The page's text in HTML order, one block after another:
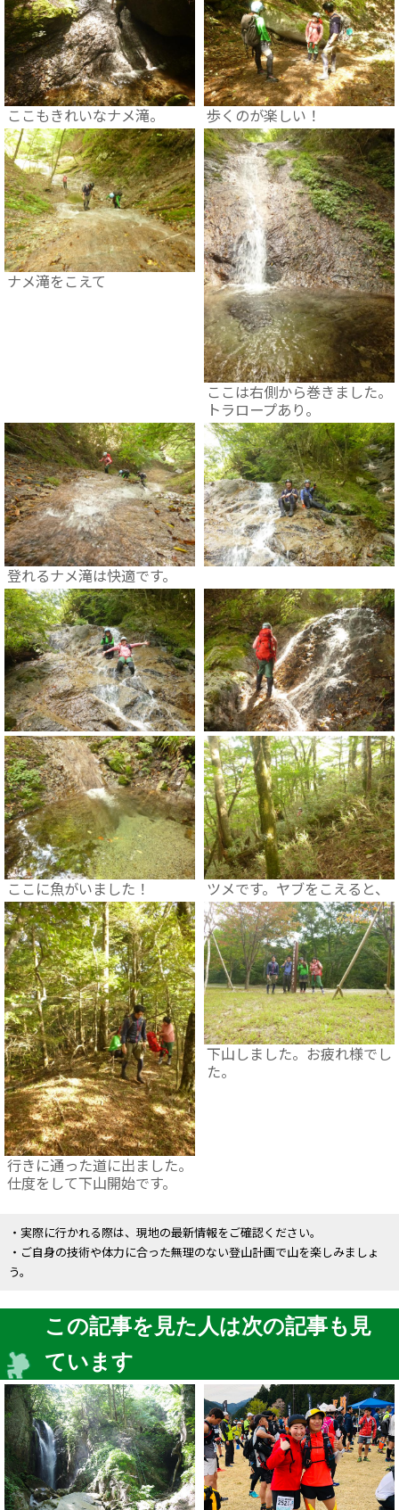
ここもきれいなナメ滝。 歩くのが楽しい！
ナメ滝をこえて
ここは右側から巻きました。
トラロープあり。
登れるナメ滝は快適です。
ここに魚がいました！ ツメです。ヤブをこえると、
行きに通った道に出ました。
仕度をして下山開始です。
下山しました。お疲れ様でし
た。
・実際に行かれる際は、現地の最新情報をご確認ください。
・ご自身の技術や体力に合った無理のない登山計画で山を楽しみましょ
う。
この記事を見た人は次の記事も見
ています